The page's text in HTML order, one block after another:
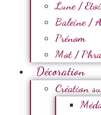
Lune /
Baleine /
Prénom
Mot /
Décoration
Création